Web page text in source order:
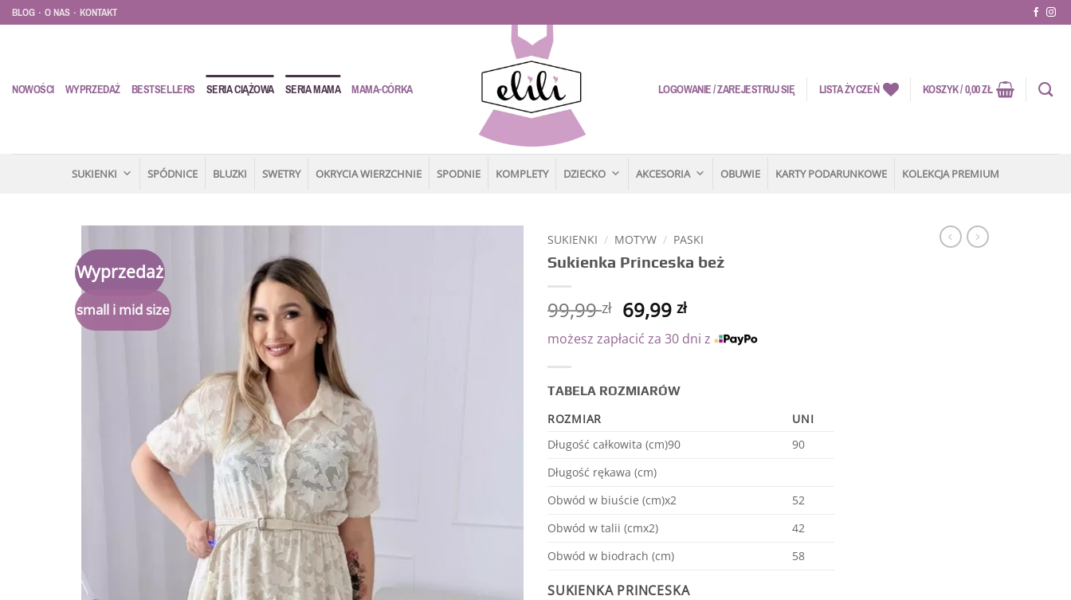
Przewiń
do
BLOG . O NAS . KONTAKT
NOWOŚCI WYPRZEDAŻ BESTSELLERS SERIA CIĄŻOWA SERIA MAMA MAMA-CÓRKA LOGOWANIE / ZAREJESTRUJ SIĘ LISTA ŻYCZEŃ KOSZYK /0,00ZŁ
SUKIENKI SPÓDNICE BLUZKI SWETRY OKRYCIA WIERZCHNIE SPODNIE KOMPLETY DZIECKO AKCESORIA OBUWIE KARTY PODARUNKOWE KOLEKCJA PREMIUM
Wyprzedaż
small i mid size
SUKIENKI / MOTYW / PASKI
Sukienka Princeska beż
99,99zł 69,99zł
możesz zapłacić za 30 dni z
TABELA ROZMIARÓW
ROZMIAR
UNI
Długość całkowita (cm)90
90
Długość rękawa (cm)
Obwód w biuście (cm)x2
52
Obwód w talii (cmx2)
42
Obwód w biodrach (cm)
58
SUKIENKA PRINCESKA